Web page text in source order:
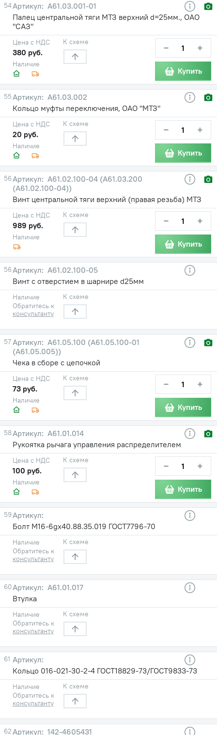
54
А61.03.001-01
Палец центральной тяги МТЗ верхний d=25мм., ОАО
"САЗ"
Наличие
Цена с НДС
380 руб.
К схеме − +
Купить
55
А61.03.002
Кольцо муфты переключения, ОАО "МТЗ"
Наличие
Цена с НДС
20 руб.
К схеме − +
Купить
56
А61.02.100-04 (А61.03.200
(А61.02.100-04))
Винт центральной тяги верхний (правая резьба) МТЗ
Наличие
Цена с НДС
989 руб.
К схеме − +
Купить
56
А61.02.100-05
Винт с отверстием в шарнире d25мм
Наличие
Обратитесь к
консультанту
К схеме
57
А61.05.100 (А61.05.100-01
(А61.05.005))
Чека в сборе с цепочкой
Наличие
Цена с НДС
73 руб.
К схеме − +
Купить
58
А61.01.014
Рукоятка рычага управления распределителем
Наличие
Цена с НДС
100 руб.
К схеме − +
Купить
59
Болт М16-6gх40.88.35.019 ГОСТ7796-70
Наличие
Обратитесь к
консультанту
К схеме
60
А61.01.017
Втулка
Наличие
Обратитесь к
консультанту
К схеме
61
Кольцо 016-021-30-2-4 ГОСТ18829-73/ГОСТ9833-73
Наличие
Обратитесь к
консультанту
К схеме
62 142-4605431